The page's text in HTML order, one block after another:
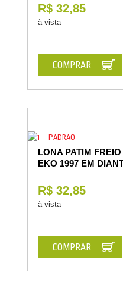
R$ 32,85
à vista
COMPRAR
LONA PATIM
EKO 1997 EM
R$ 32,85
à vista
COMPRAR